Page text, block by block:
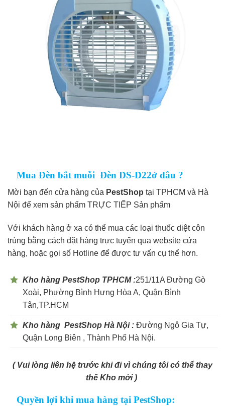
Mua Đèn bắt muỗi Đèn DS-D22ở đâu ?
Mời bạn đến cửa hàng của PestShop tại TPHCM và Hà
Nội để xem sản phẩm TRỰC TIẾP Sản phẩm
Với khách hàng ở xa có thể mua các loại thuốc diệt côn
trùng bằng cách đặt hàng trực tuyến qua website cửa
hàng, hoặc gọi số Hotline để được tư vấn cụ thể hơn.
Kho hàng PestShop TPHCM :251/11A Đường Gò
Xoài, Phường Bình Hưng Hòa A, Quận Bình
Tân,TP.HCM
Kho hàng PestShop Hà Nội : Đường Ngô Gia Tự,
Quận Long Biên , Thành Phố Hà Nội.
( Vui lòng liên hệ trước khi đi vì chúng tôi có thể thay
thế Kho mới )
Quyền lợi khi mua hàng tại PestShop: